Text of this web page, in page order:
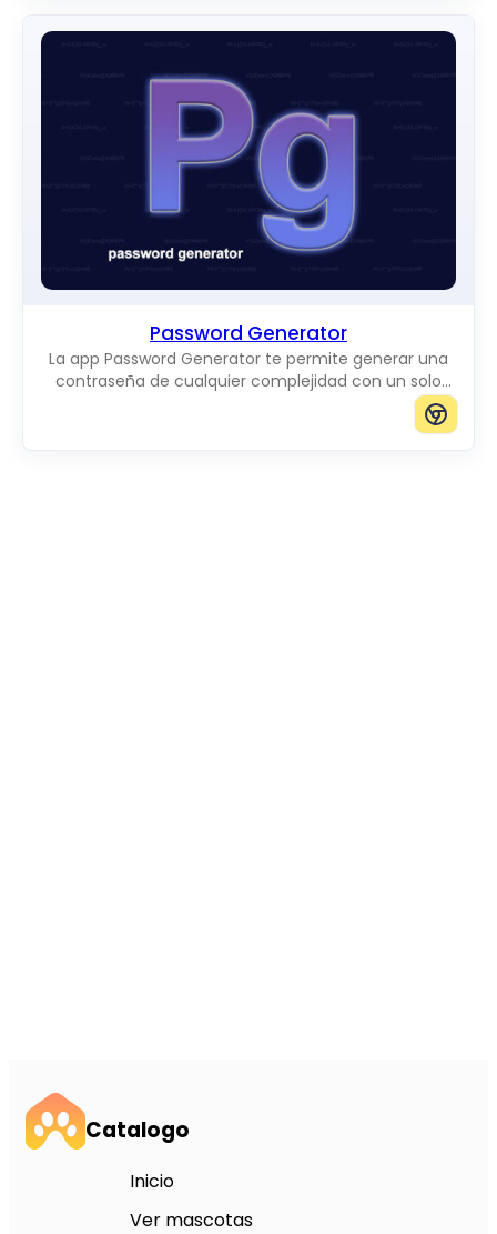
Password Generator
La app Password Generator te permite generar una
contraseña de cualquier complejidad con un solo
Catalogo
Inicio
Ver mascotas